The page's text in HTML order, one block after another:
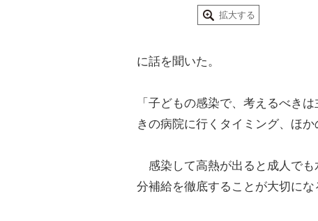
拡大する
に話を聞いた。
「子どもの感染で、考えるべき
きの病院に行くタイミング、ほ
感染して高熱が出ると成人でも
分補給を徹底することが大切にな